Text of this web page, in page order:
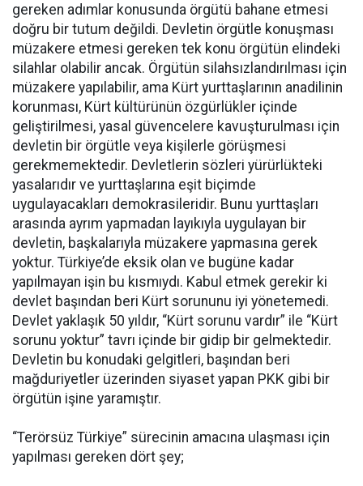
gereken adımlar konusunda örgütü bahane etmesi
doğru bir tutum değildi. Devletin örgütle konuşması
müzakere etmesi gereken tek konu örgütün elindeki
silahlar olabilir ancak. Örgütün silahsızlandırılması için
müzakere yapılabilir, ama Kürt yurttaşlarının anadilinin
korunması, Kürt kültürünün özgürlükler içinde
geliştirilmesi, yasal güvencelere kavuşturulması için
devletin bir örgütle veya kişilerle görüşmesi
gerekmemektedir. Devletlerin sözleri yürürlükteki
yasalarıdır ve yurttaşlarına eşit biçimde
uygulayacakları demokrasileridir. Bunu yurttaşları
arasında ayrım yapmadan layıkıyla uygulayan bir
devletin, başkalarıyla müzakere yapmasına gerek
yoktur. Türkiye’de eksik olan ve bugüne kadar
yapılmayan işin bu kısmıydı. Kabul etmek gerekir ki
devlet başından beri Kürt sorununu iyi yönetemedi.
Devlet yaklaşık 50 yıldır, “Kürt sorunu vardır” ile “Kürt
sorunu yoktur” tavrı içinde bir gidip bir gelmektedir.
Devletin bu konudaki gelgitleri, başından beri
mağduriyetler üzerinden siyaset yapan PKK gibi bir
örgütün işine yaramıştır.
“Terörsüz Türkiye” sürecinin amacına ulaşması için
yapılması gereken dört şey;